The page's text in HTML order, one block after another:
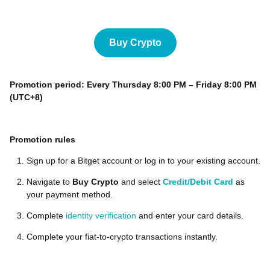
Buy Crypto
Promotion period: Every Thursday 8:00 PM – Friday 8:00 PM
(UTC+8)
Promotion rules
Sign up for a Bitget account or log in to your existing account.
Navigate to Buy Crypto and select Credit/Debit Card as
your payment method.
Complete identity verification and enter your card details.
Complete your fiat-to-crypto transactions instantly.